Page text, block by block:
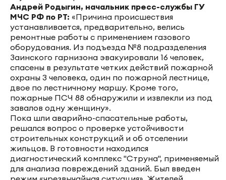
Андрей Родыгин, начальник пресс-службы ГУ
МЧС РФ по РТ: «Причина происшествия
устанавливается, предварительно, велись
ремонтные работы с применением газового
оборудования. Из подъезда №8 подразделения
Заинского гарнизона эвакуировали 16 человек,
спасены в результате четких действий пожарной
охраны 3 человека, один по пожарной лестнице,
двое по лестничному маршу. Кроме того,
пожарные ПСЧ 88 обнаружили и извлекли из под
завалов одну женщину».
Пока шли аварийно-спасательные работы,
решался вопрос о проверке устойчивости
строительных конструкций и об отселении
жильцов. В готовности находился
диагностический комплекс "Струна", применяемый
для анализа повреждений зданий. Был введен